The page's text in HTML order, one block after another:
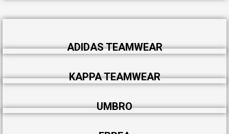
ADIDAS TEAMWEAR
KAPPA TEAMWEAR
UMBRO